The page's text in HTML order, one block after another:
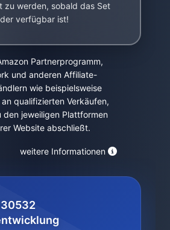
zu werden, sobald das Set
verfügbar ist!
Partnerprogramm,
und anderen Affiliate-
wie beispielsweise
qualifizierten Verkäufen,
den jeweiligen Plattformen
Website abschließt.
weitere Informationen
30532